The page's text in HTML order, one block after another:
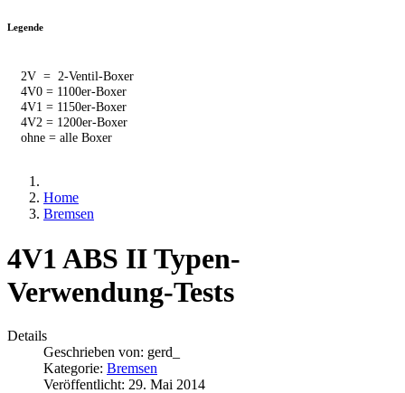
Legende
2V = 2-Ventil-Boxer
4V0 = 1100er-Boxer
4V1 = 1150er-Boxer
4V2 = 1200er-Boxer
ohne = alle Boxer
Home
Bremsen
4V1 ABS II Typen-
Verwendung-Tests
Details
Geschrieben von: gerd_
Kategorie: Bremsen
Veröffentlicht: 29. Mai 2014